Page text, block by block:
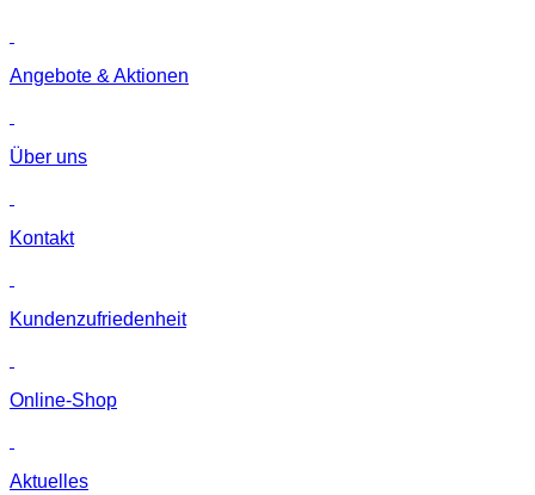
Angebote & Aktionen
Über uns
Kontakt
Kunden­zufriedenheit
Online-Shop
Aktuelles